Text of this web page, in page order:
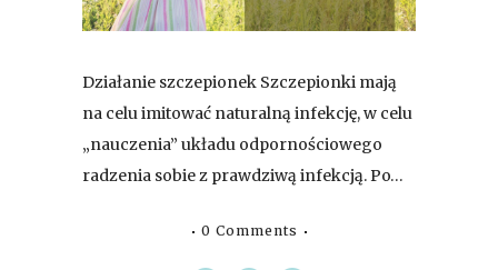
Działanie szczepionek Szczepionki mają
na celu imitować naturalną infekcję, w celu
„nauczenia” układu odpornościowego
radzenia sobie z prawdziwą infekcją. Po…
0 Comments